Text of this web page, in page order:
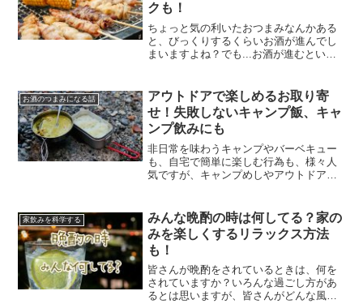
クも！
ちょっと気の利いたおつまみなんかある
と、びっくりするくらいお酒が進んでし
まいますよね？でも...お酒が進むという
塩テクや定番の焼き鳥の塩分量について
調べてみました。
お酒のつまみになる話
アウトドアで楽しめるお取り寄
せ！失敗しないキャンプ飯、キャ
ンプ飲みにも
非日常を味わうキャンプやバーベキュー
も、自宅で簡単に楽しむ行為も、様々人
気ですが、キャンプめしやアウトドアの
家飲みを科学する
みんな晩酌の時は何してる？家の
みを楽しくするリラックス方法
も！
皆さんが晩酌をされているときは、何を
されていますか？いろんな過ごし方があ
るとは思いますが、皆さんがどんな風に